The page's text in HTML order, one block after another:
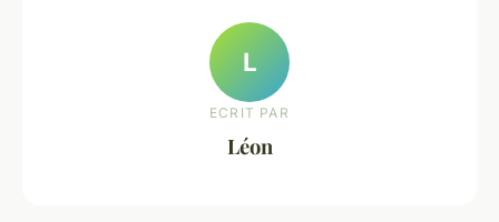
L
ECRIT PAR
Léon